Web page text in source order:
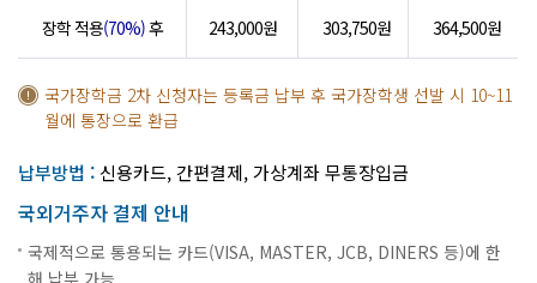
장학 적용(70%)후 243,000원 303,750원 364,500원
국가장학금 2차 신청자는 등록금 납부 후 국가장학생 선발 시 10~11
월에 통장으로 환급
납부방법 : 신용카드, 간편결제, 가상계좌 무통장입금
국외거주자 결제 안내
국제적으로 통용되는 카드(VISA, MASTER, JCB, DINERS 등)에 한
해 납부 가능